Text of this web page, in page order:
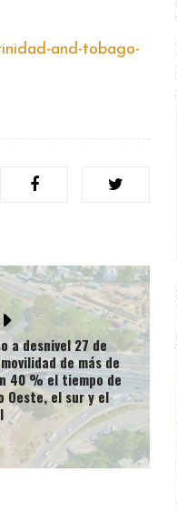
and-tobago-
a desnivel 27 de
de más de
40 % el tiempo de
Oeste, el sur y el